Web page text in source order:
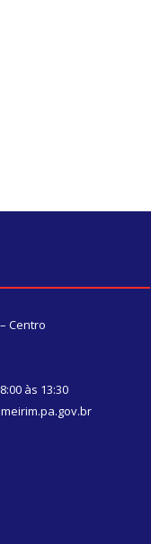
Centro
às 13:30